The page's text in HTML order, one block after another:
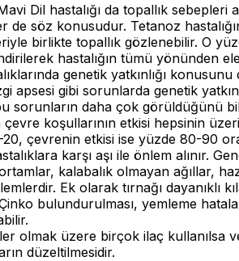
Dil hastalığı da topallık sebepleri
de söz konusudur. Tetanoz
birlikte topallık gözlenebilir. O
hastalığın tümü yönünden ele
genetik yatkınlığı
apsesi gibi sorunlarda genetik
sorunların daha çok görüldüğünü
koşullarının etkisi hepsinin
20, çevrenin etkisi ise yüzde 80-90
karşı aşı ile önlem alınır.
kalabalık olmayan ağıllar,
Ek olarak tırnağı dayanıklı
bulundurulması, yemleme
olmak üzere birçok ilaç kullanılsa
düzeltilmesidir.